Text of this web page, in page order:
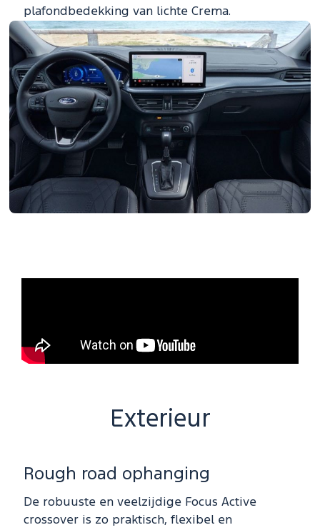
plafondbedekking van lichte Crema.
Exterieur
Rough road ophanging
De robuuste en veelzijdige Focus Active
crossover is zo praktisch, flexibel en